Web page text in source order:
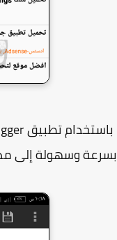
وسهولة إلى